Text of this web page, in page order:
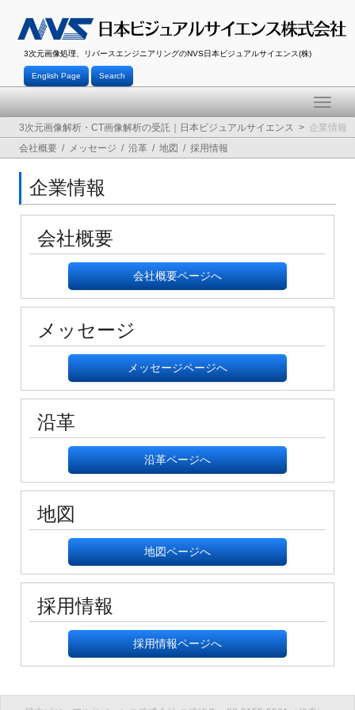
3次元画像処理、リバースエンジニアリングのNVS日本ビジュアルサイエンス(株)
English Page Search
Toggle
3次元画像解析・CT画像解析の受託｜日本ビジュアルサイエンス
企業情報
会社概要
メッセージ 沿革 地図 採用情報
企業情報
会社概要
会社概要ページへ
メッセージ
メッセージページへ
沿革
沿革ページへ
地図
地図ページへ
採用情報
採用情報ページへ